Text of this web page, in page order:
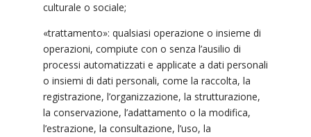
culturale o sociale;
«trattamento»: qualsiasi operazione o insieme di
operazioni, compiute con o senza l’ausilio di
processi automatizzati e applicate a dati personali
o insiemi di dati personali, come la raccolta, la
registrazione, l’organizzazione, la strutturazione,
la conservazione, l’adattamento o la modifica,
l’estrazione, la consultazione, l’uso, la